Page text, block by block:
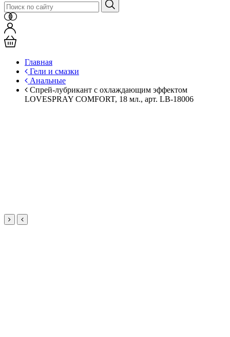
Главная
Гели и смазки
Анальные
Спрей-лубрикант с охлаждающим эффектом
LOVESPRAY COMFORT, 18 мл., арт. LB-18006